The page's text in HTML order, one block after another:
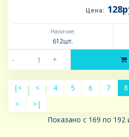
Цена:
Наличие:
612шт.
- +
|< < 4 5 6 7 8
>
>|
Показано с 169 по 192